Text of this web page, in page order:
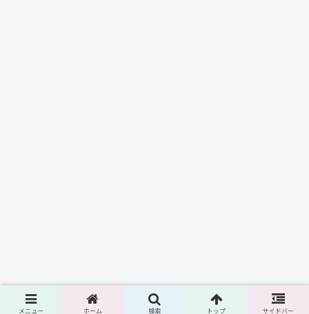
メニュー ホーム 検索 トップ サイドバー